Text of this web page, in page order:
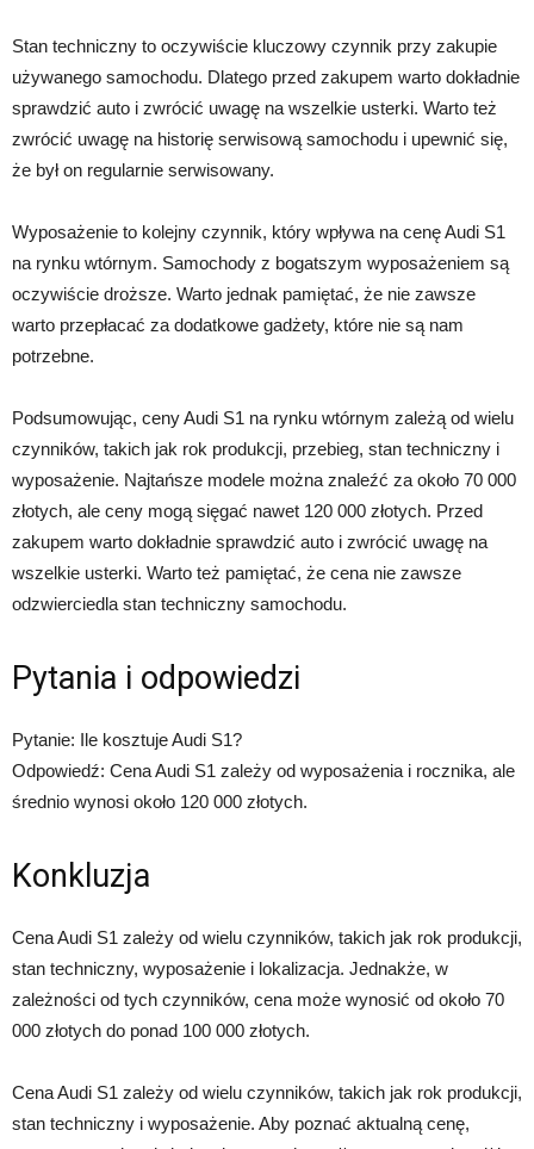
Stan techniczny to oczywiście kluczowy czynnik przy zakupie
używanego samochodu. Dlatego przed zakupem warto dokładnie
sprawdzić auto i zwrócić uwagę na wszelkie usterki. Warto też
zwrócić uwagę na historię serwisową samochodu i upewnić się,
że był on regularnie serwisowany.
Wyposażenie to kolejny czynnik, który wpływa na cenę Audi S1
na rynku wtórnym. Samochody z bogatszym wyposażeniem są
oczywiście droższe. Warto jednak pamiętać, że nie zawsze
warto przepłacać za dodatkowe gadżety, które nie są nam
potrzebne.
Podsumowując, ceny Audi S1 na rynku wtórnym zależą od wielu
czynników, takich jak rok produkcji, przebieg, stan techniczny i
wyposażenie. Najtańsze modele można znaleźć za około 70 000
złotych, ale ceny mogą sięgać nawet 120 000 złotych. Przed
zakupem warto dokładnie sprawdzić auto i zwrócić uwagę na
wszelkie usterki. Warto też pamiętać, że cena nie zawsze
odzwierciedla stan techniczny samochodu.
Pytania i odpowiedzi
Pytanie: Ile kosztuje Audi S1?
Odpowiedź: Cena Audi S1 zależy od wyposażenia i rocznika, ale
średnio wynosi około 120 000 złotych.
Konkluzja
Cena Audi S1 zależy od wielu czynników, takich jak rok produkcji,
stan techniczny, wyposażenie i lokalizacja. Jednakże, w
zależności od tych czynników, cena może wynosić od około 70
000 złotych do ponad 100 000 złotych.
Cena Audi S1 zależy od wielu czynników, takich jak rok produkcji,
stan techniczny i wyposażenie. Aby poznać aktualną cenę,